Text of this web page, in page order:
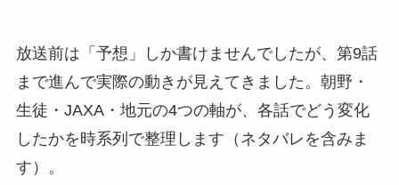
放送前は「予想」しか書けませんでしたが、第9話
まで進んで実際の動きが見えてきました。朝野・
生徒・JAXA・地元の4つの軸が、各話でどう変化
したかを時系列で整理します（ネタバレを含みま
す）。